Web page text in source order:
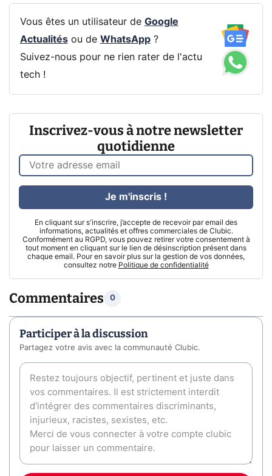
Vous êtes un utilisateur de Google
Actualitésou de WhatsApp?
Suivez-nous pour ne rien rater de l'actu
tech !
Inscrivez-vous à notre newsletter
quotidienne
En cliquant sur s'inscrire, j’accepte de recevoir par email des
informations, actualités et offres commerciales de Clubic.
Conformément au RGPD, vous pouvez retirer votre consentement à
tout moment en cliquant sur le lien de désinscription présent dans
chaque email. Pour en savoir plus sur la gestion de vos données,
consultez notre Politique de confidentialité
Je m'inscris !
Commentaires 0
Participer à la discussion
Partagez votre avis avec la communauté Clubic.